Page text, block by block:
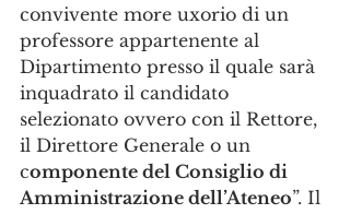
convivente more uxorio di un
professore appartenente al
Dipartimento presso il quale sarà
inquadrato il candidato
selezionato ovvero con il Rettore,
il Direttore Generale o un
componente del Consiglio di
Amministrazione dell’Ateneo”. Il